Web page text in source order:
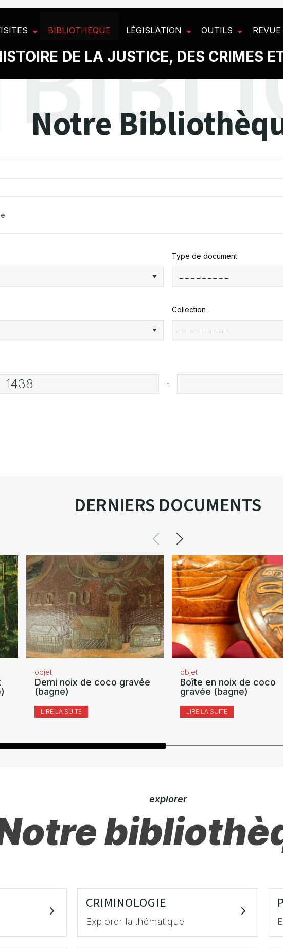
BIBLIOTHÈQUE LÉGISLATION OUTILS REVUE
DE LA JUSTICE, DES CRIMES
Notre
Type de document
Collection
-
DERNIERS DOCUMENTS
objet
Demi noix de coco gravée
(bagne)
LIRE LA SUITE
objet
Boîte en noix de coco
gravée (bagne)
LIRE LA SUITE
explorer
CRIMINOLOGIE
Explorer la thématique